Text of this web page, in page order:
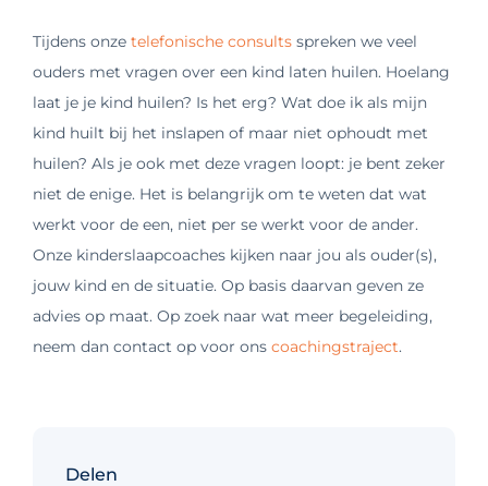
Tijdens onze telefonische consults spreken we veel
ouders met vragen over een kind laten huilen. Hoelang
laat je je kind huilen? Is het erg? Wat doe ik als mijn
kind huilt bij het inslapen of maar niet ophoudt met
huilen? Als je ook met deze vragen loopt: je bent zeker
niet de enige. Het is belangrijk om te weten dat wat
werkt voor de een, niet per se werkt voor de ander.
Onze kinderslaapcoaches kijken naar jou als ouder(s),
jouw kind en de situatie. Op basis daarvan geven ze
advies op maat. Op zoek naar wat meer begeleiding,
neem dan contact op voor ons coachingstraject.
Delen